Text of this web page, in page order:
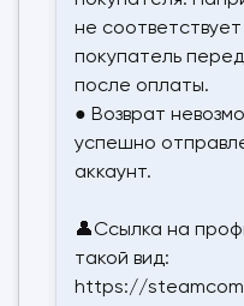
не
покупатель
после оплаты.
● Возврат
успешно
аккаунт.
👤Ссылка на
такой вид:
https://